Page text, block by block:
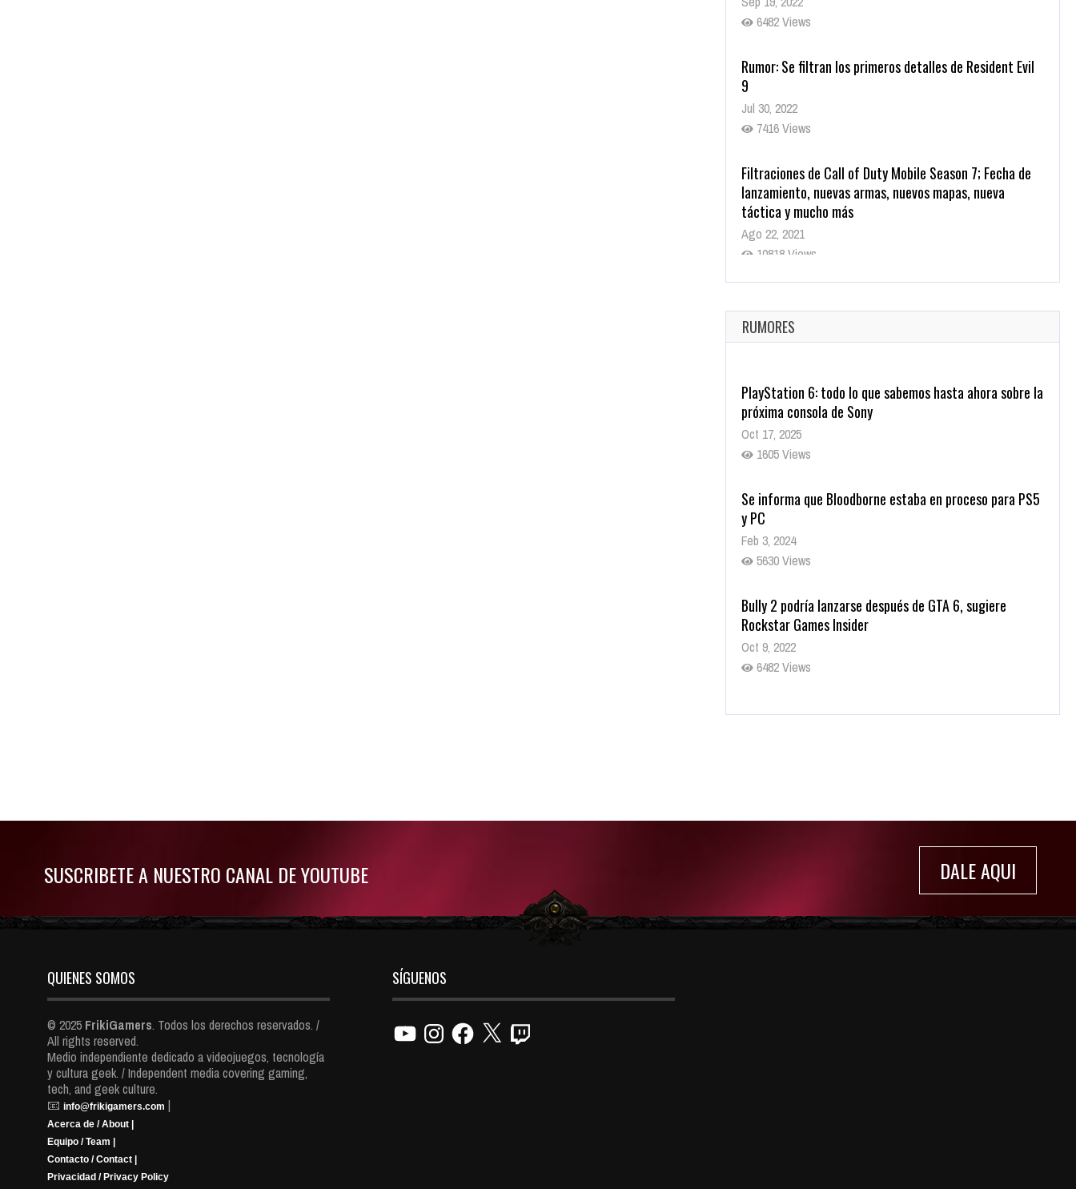
6482 Views
Rumor: Se filtran los primeros detalles de Resident Evil
9
Jul 30, 2022
7416 Views
Filtraciones de Call of Duty Mobile Season 7; Fecha de
lanzamiento, nuevas armas, nuevos mapas, nueva
táctica y mucho más
Ago 22, 2021
10818 Views
La configuración de Call of Duty 2021 aparentemente
Ago 8, 2021
10003 Views
RUMORES
PlayStation 6: todo lo que sabemos hasta ahora sobre la
próxima consola de Sony
Oct 17, 2025
1605 Views
Se informa que Bloodborne estaba en proceso para PS5
y PC
Feb 3, 2024
5630 Views
Bully 2 podría lanzarse después de GTA 6, sugiere
Rockstar Games Insider
Oct 9, 2022
6482 Views
Rumor: Se filtran los primeros detalles de Resident Evil
SUSCRIBETE A NUESTRO CANAL DE YOUTUBE DALE AQUI
QUIENES SOMOS
© 2025 FrikiGamers. Todos los derechos reservados. /
All rights reserved.
Medio independiente dedicado a videojuegos, tecnología
y cultura geek. / Independent media covering gaming,
tech, and geek culture.
📧 info@frikigamers.com |
Acerca de / About |
Equipo / Team |
Contacto / Contact |
Privacidad / Privacy Policy
SÍGUENOS
YouTubeInstagramFacebook
X Twitch